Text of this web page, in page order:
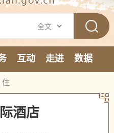
互动 走进
数据
住
酒店